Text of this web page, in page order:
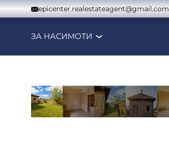
Към съдържанието
epicenter.realestateagent@gmail.com
ЗА НАСИМОТИ